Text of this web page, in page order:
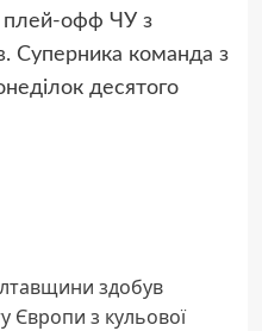
плей-офф ЧУ з
Суперника команда з
десятого
здобув
Європи з кульової